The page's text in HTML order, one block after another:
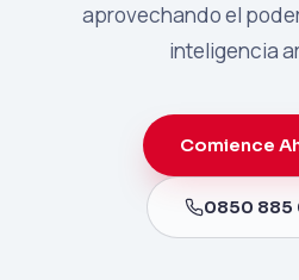
aprovechando el
inteligencia
Comience
0850 885